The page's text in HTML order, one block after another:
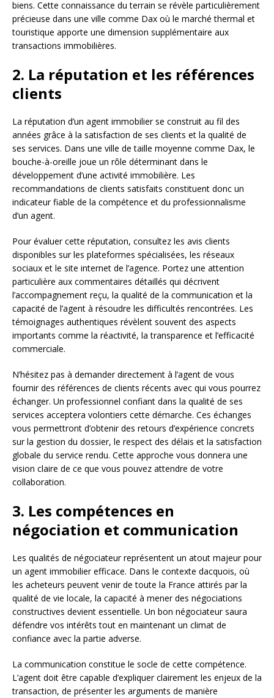
biens. Cette connaissance du terrain se révèle particulièrement
précieuse dans une ville comme Dax où le marché thermal et
touristique apporte une dimension supplémentaire aux
transactions immobilières.
2. La réputation et les références
clients
La réputation d’un agent immobilier se construit au fil des
années grâce à la satisfaction de ses clients et la qualité de
ses services. Dans une ville de taille moyenne comme Dax, le
bouche-à-oreille joue un rôle déterminant dans le
développement d’une activité immobilière. Les
recommandations de clients satisfaits constituent donc un
indicateur fiable de la compétence et du professionnalisme
d’un agent.
Pour évaluer cette réputation, consultez les avis clients
disponibles sur les plateformes spécialisées, les réseaux
sociaux et le site internet de l’agence. Portez une attention
particulière aux commentaires détaillés qui décrivent
l’accompagnement reçu, la qualité de la communication et la
capacité de l’agent à résoudre les difficultés rencontrées. Les
témoignages authentiques révèlent souvent des aspects
importants comme la réactivité, la transparence et l’efficacité
commerciale.
N’hésitez pas à demander directement à l’agent de vous
fournir des références de clients récents avec qui vous pourrez
échanger. Un professionnel confiant dans la qualité de ses
services acceptera volontiers cette démarche. Ces échanges
vous permettront d’obtenir des retours d’expérience concrets
sur la gestion du dossier, le respect des délais et la satisfaction
globale du service rendu. Cette approche vous donnera une
vision claire de ce que vous pouvez attendre de votre
collaboration.
3. Les compétences en
négociation et communication
Les qualités de négociateur représentent un atout majeur pour
un agent immobilier efficace. Dans le contexte dacquois, où
les acheteurs peuvent venir de toute la France attirés par la
qualité de vie locale, la capacité à mener des négociations
constructives devient essentielle. Un bon négociateur saura
défendre vos intérêts tout en maintenant un climat de
confiance avec la partie adverse.
La communication constitue le socle de cette compétence.
L’agent doit être capable d’expliquer clairement les enjeux de la
transaction, de présenter les arguments de manière